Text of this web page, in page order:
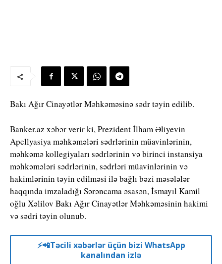
Bakı Ağır Cinayətlər Məhkəməsinə sədr təyin edilib.
Banker.az xəbər verir ki, Prezident İlham Əliyevin
Apellyasiya məhkəmələri sədrlərinin müavinlərinin,
məhkəmə kollegiyaları sədrlərinin və birinci instansiya
məhkəmələri sədrlərinin, sədrləri müavinlərinin və
hakimlərinin təyin edilməsi ilə bağlı bəzi məsələlər
haqqında imzaladığı Sərəncama əsasən, İsmayıl Kamil
oğlu Xəlilov Bakı Ağır Cinayətlər Məhkəməsinin hakimi
və sədri təyin olunub.
⚡️📲Təcili xəbərlər üçün bizi WhatsApp
kanalından izlə